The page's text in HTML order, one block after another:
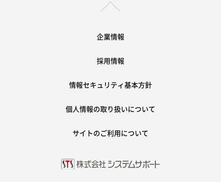
企業情報
採用情報
情報セキュリティ基本方針
個人情報の取り扱いについて
サイトのご利用について